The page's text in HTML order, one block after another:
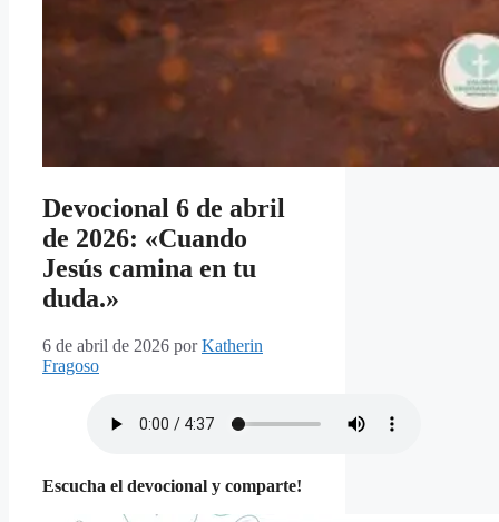
Devocional 6 de abril
de 2026: «Cuando
Jesús camina en tu
duda.»
6 de abril de 2026 porKatherin
Fragoso
Escucha el devocional y comparte!